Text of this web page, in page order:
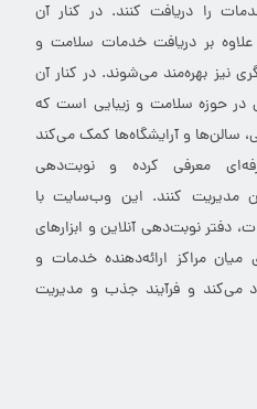
را دریافت کنند. در کنار آن
علاوه بر دریافت خدمات سلامت و
نیز بهره‌مند می‌شوند. در کنار آن
حوزه سلامت و زیبایی است که
سالن‌ها و آرایشگاه‌ها کمک می‌کند
معرفی کرده و نوبت‌دهی
مدیریت کنند. این وب‌سایت با
دفتر نوبت‌دهی آنلاین و ابزارهای
میان مراکز ارائه‌دهنده خدمات و
می‌کند و فرآیند جذب و مدیریت